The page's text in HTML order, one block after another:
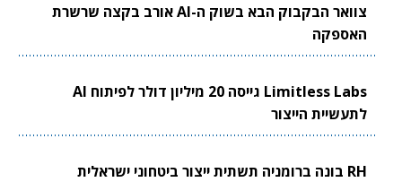
צוואר הבקבוק הבא בשוק ה-AI אורב בקצה שרשרת
האספקה
Limitless Labs גייסה 20 מיליון דולר לפיתוח AI
לתעשיית הייצור
RH בונה ברומניה תשתית ייצור ביטחוני ישראלית